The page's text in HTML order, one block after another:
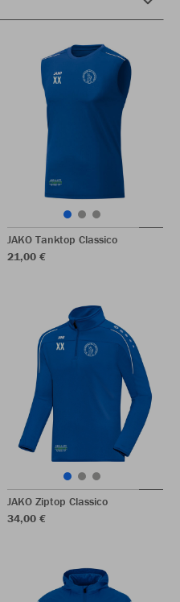
JAKO Tanktop Classico
21,00 €
JAKO Ziptop Classico
34,00 €